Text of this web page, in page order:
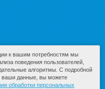
к вашим потребностям мы
поведения пользователей,
алгоритмы. С подробной
ваши данные, вы можете
обработки персональных